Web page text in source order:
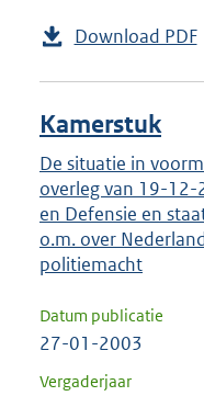
Download PDF
Kamerstuk
De situatie in
overleg van 19-12-
en Defensie en
o.m. over
politiemacht
Datum publicatie
27-01-2003
Vergaderjaar